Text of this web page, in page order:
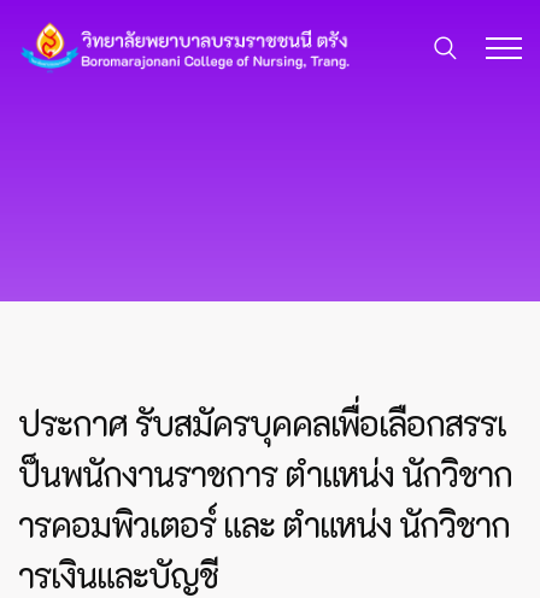
ประกาศ รับสมัครบุคคลเพื่อเลือกสรรเ
ป็นพนักงานราชการ ตำแหน่ง นักวิชาก
ารคอมพิวเตอร์ และ ตำแหน่ง นักวิชาก
ารเงินและบัญชี